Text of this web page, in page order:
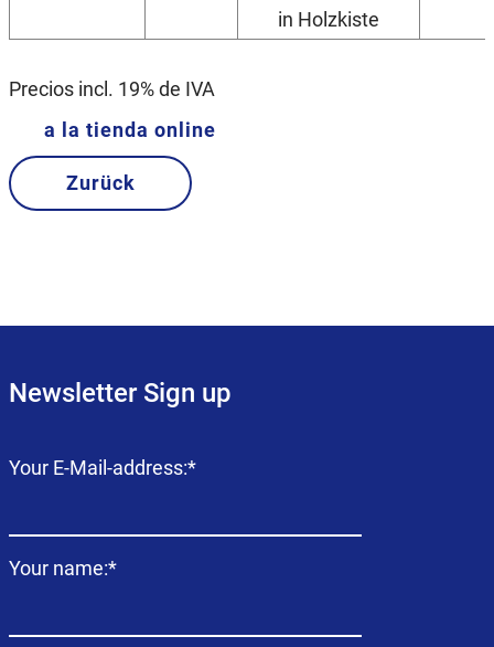
in Holzkiste
Precios incl. 19% de IVA
a la tienda online
Zurück
Newsletter Sign up
Campo
Your E-Mail-address:*
Campo
Your name:*